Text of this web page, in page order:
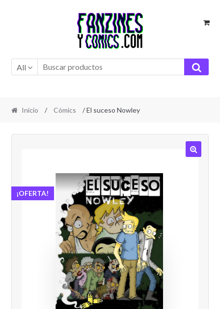
All
Inicio / Cómics / El suceso Nowley
¡OFERTA!